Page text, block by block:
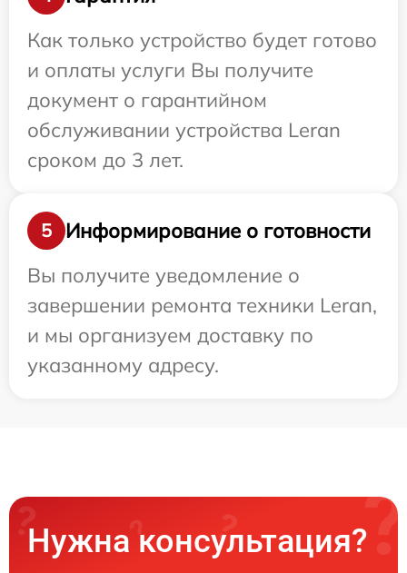
Как только устройство будет готово
и оплаты услуги Вы получите
документ о гарантийном
обслуживании устройства Leran
сроком до 3 лет.
5
Информирование о готовности
Вы получите уведомление о
завершении ремонта техники Leran,
и мы организуем доставку по
указанному адресу.
Нужна консультация?